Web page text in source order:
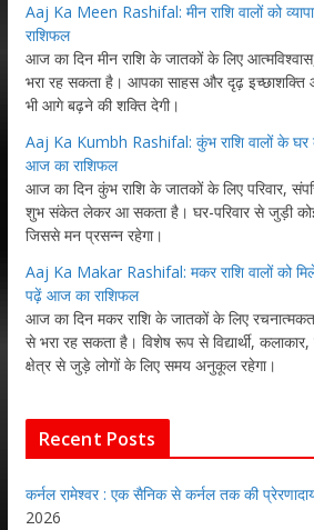
Aaj Ka Meen Rashifal: मीन राशि वालों को
राशिफल
आज का दिन मीन राशि के जातकों के लिए
भरा रह सकता है। आपका साहस और दृढ़ इच्छाशक्ति
भी आगे बढ़ने की शक्ति देगी।
Aaj Ka Kumbh Rashifal: कुंभ राशि वालों के घर
आज का राशिफल
आज का दिन कुंभ राशि के जातकों के लिए परिवार,
शुभ संकेत लेकर आ सकता है। घर-परिवार से जुड़ी
जिससे मन प्रसन्न रहेगा।
Aaj Ka Makar Rashifal: मकर राशि वालों को
पढ़ें आज का राशिफल
आज का दिन मकर राशि के जातकों के लिए
से भरा रह सकता है। विशेष रूप से विद्यार्थी,
क्षेत्र से जुड़े लोगों के लिए समय अनुकूल रहेगा।
Recent Posts
कर्नल रामेश्वर : एक सैनिक से कर्नल तक की
2026